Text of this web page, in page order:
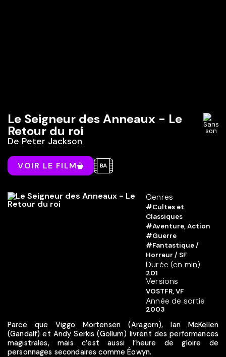
Le Seigneur des Anneaux - Le
Retour du roi
De Peter Jackson
VOIR LE FILM
Genres
#Cultes et
Classiques
#Aventure, Action
#Guerre
#Fantastique /
Horreur / SF
Durée (en min)
201
Versions
VOSTFR, VF
Année de sortie
2003
Parce que Viggo Mortensen (Aragorn), Ian McKellen
(Gandalf) et Andy Serkis (Gollum) livrent des performances
magistrales, mais c’est aussi l’heure de gloire de
personnages secondaires comme Éowyn.